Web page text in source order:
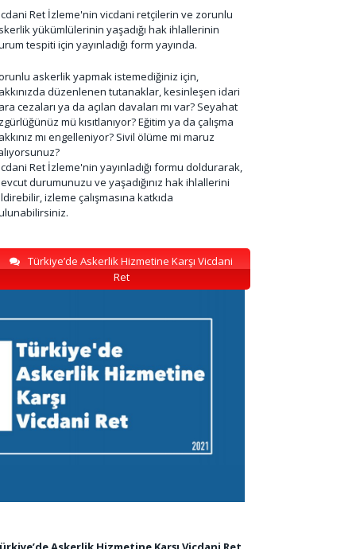
Ret İzleme'nin vicdani retçilerin ve zorunlu
yükümlülerinin yaşadığı hak ihlallerinin
tespiti için yayınladığı form yayında.
askerlik yapmak istemediğiniz için,
düzenlenen tutanaklar, kesinleşen idari
cezaları ya da açılan davaları mı var? Seyahat
mü kısıtlanıyor? Eğitim ya da çalışma
mı engelleniyor? Sivil ölüme mi maruz
Ret İzleme'nin yayınladığı formu doldurarak,
durumunuzu ve yaşadığınız hak ihlallerini
izleme çalışmasına katkıda
Türkiye’de Askerlik Hizmetine Karşı Vicdani
Ret